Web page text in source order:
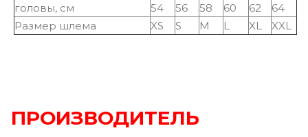
головы, см
54
56
58
60
62
64
Размер шлема
XS S M L XL XXL
ПРОИЗВОДИТЕЛЬ